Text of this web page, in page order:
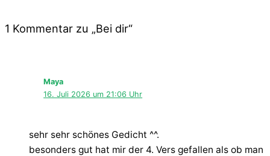
1 Kommentar zu „Bei dir“
Maya
16. Juli 2026 um 21:06 Uhr
sehr sehr schönes Gedicht ^^.
besonders gut hat mir der 4. Vers gefallen als ob man